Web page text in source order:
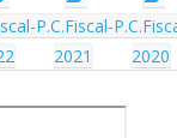
P.C.Fiscal-
2021
2020